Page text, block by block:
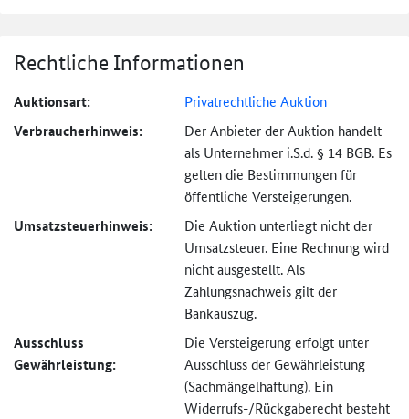
Rechtliche Informationen
Auktionsart: Privatrechtliche Auktion
Verbraucher­hinweis:
Der Anbieter der Auktion handelt
als Unternehmer i.S.d. § 14 BGB. Es
gelten die Bestimmungen für
öffentliche Versteigerungen.
Umsatzsteuer­hinweis:
Die Auktion unterliegt nicht der
Umsatzsteuer. Eine Rechnung wird
nicht ausgestellt. Als
Zahlungsnachweis gilt der
Bankauszug.
Ausschluss
Gewährleistung:
Die Versteigerung erfolgt unter
Ausschluss der Gewährleistung
(Sachmängel­haftung). Ein
Widerrufs-/Rückgaberecht besteht